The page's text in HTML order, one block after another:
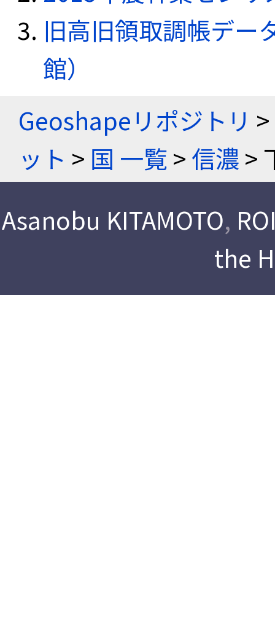
旧高旧領取調帳デー
館）
Geoshapeリポジトリ >
ット > 国 一覧>信濃>
Asanobu KITAMOTO,
the